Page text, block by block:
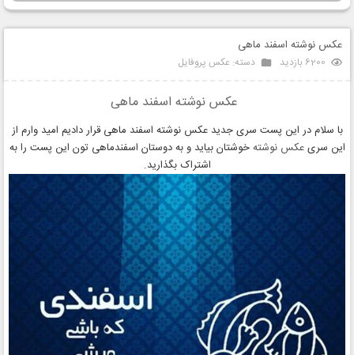
عکس نوشته اسفند ماهی
6200 بازدید دسته: عکس پروفایل
عکس نوشته اسفند ماهی
با سلام در این پست سری جدید عکس نوشته اسفند ماهی قرار دادیم امید وارم از
این سریعکس نوشته خوشتان بیاید و به دوستان اسفندماهی تون این پست را به
اشتراک بگذارید.